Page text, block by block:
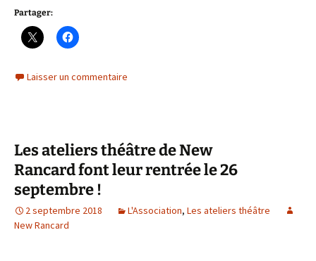
Partager:
Laisser un commentaire
Les ateliers théâtre de New
Rancard font leur rentrée le 26
septembre !
2 septembre 2018 L'Association, Les ateliers théâtre
New Rancard